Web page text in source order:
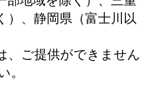
）、静岡県（富士川以
、ご提供ができません
。